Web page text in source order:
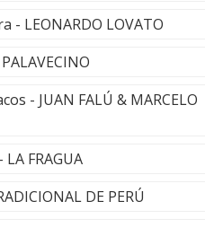
- LEONARDO LOVATO
- JUAN FALÚ & MARCELO
FRAGUA
DE PERÚ